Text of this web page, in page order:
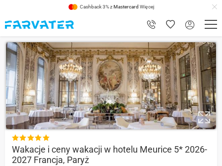
Cashback 3% zMastercard Więcej
9.6

Wakacje i ceny wakacji w hotelu Meurice 5* 2026-
2027 Francja, Paryż